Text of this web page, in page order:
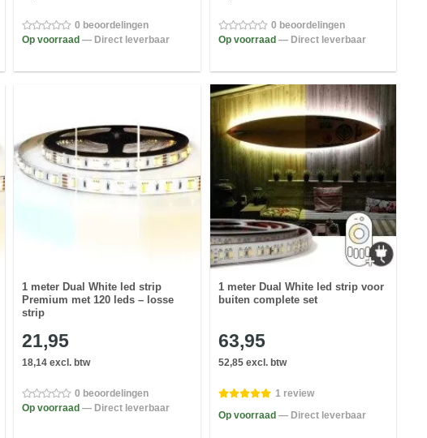
0 beoordelingen
Op voorraad — Direct leverbaar
0 beoordelingen
Op voorraad — Direct leverbaar
1 meter Dual White led strip
Premium met 120 leds – losse
strip
21,95
18,14 excl. btw
0 beoordelingen
Op voorraad — Direct leverbaar
1 meter Dual White led strip voor
buiten complete set
63,95
52,85 excl. btw
1 review
Op voorraad — Direct leverbaar